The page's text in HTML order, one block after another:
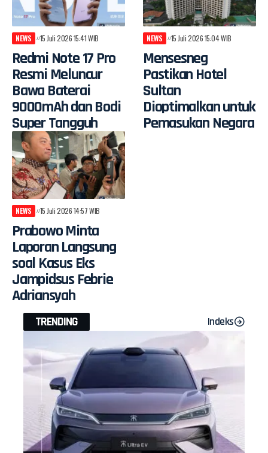
NEWS 15 Juli 2026 15:41 WIB
Redmi Note 17 Pro
Resmi Meluncur
Bawa Baterai
9000mAh dan Bodi
Super Tangguh
NEWS 15 Juli 2026 15:04 WIB
Mensesneg
Pastikan Hotel
Sultan
Dioptimalkan untuk
Pemasukan Negara
NEWS 15 Juli 2026 14:57 WIB
Prabowo Minta
Laporan Langsung
soal Kasus Eks
Jampidsus Febrie
Adriansyah
TRENDING Indeks